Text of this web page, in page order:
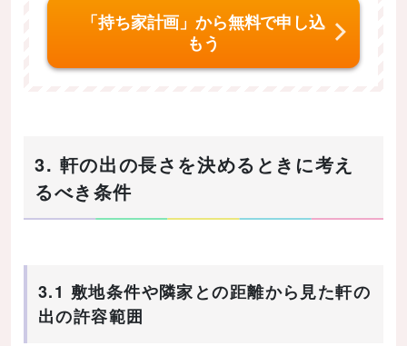
「持ち家計画」から無料で申し込
もう
3. 軒の出の長さを決めるときに考え
るべき条件
3.1 敷地条件や隣家との距離から見た軒の
出の許容範囲